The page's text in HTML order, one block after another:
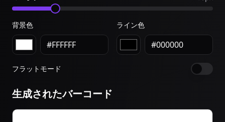
背景色 ライン色
フラットモード
生成されたバーコード